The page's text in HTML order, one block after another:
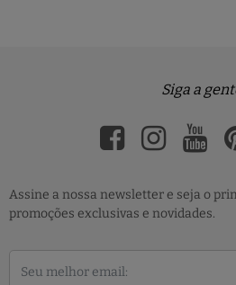
Siga a
Assine a nossa newsletter e seja o
promoções exclusivas e novidades.